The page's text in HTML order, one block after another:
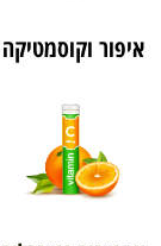
איפור וקוסמטיקה